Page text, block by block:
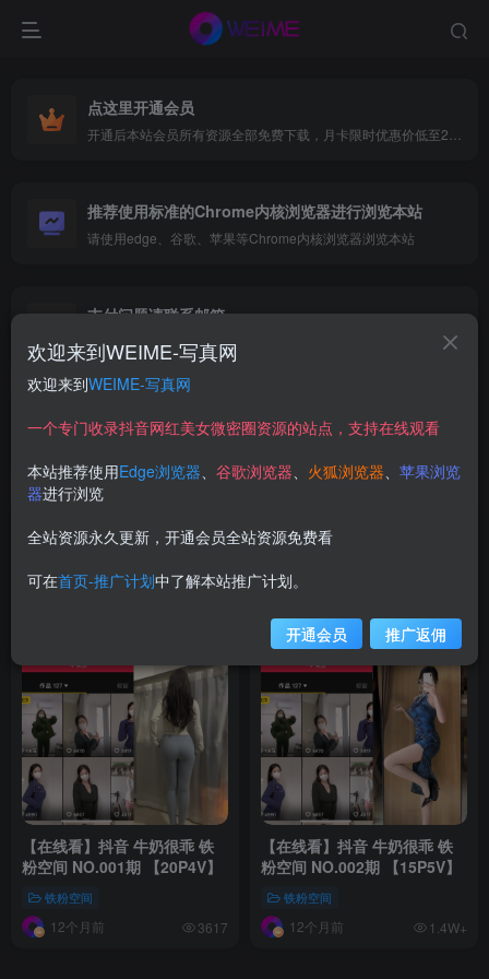
点这里开通会员
推荐使用标准的Chrome内核浏览器进行浏览本站
请使用edge、谷歌、苹果等Chrome内核浏览器浏览本站
支付问题请联系邮箱
遇到支付问题请联系网页底部邮箱或者微信支付留言
牛奶很乖
【在线看】抖音 牛奶很乖 铁
粉空间 NO.001期 【20P4V】
铁粉空间
12个月前 3617
【在线看】抖音 牛奶很乖 铁
粉空间 NO.002期 【15P5V】
铁粉空间
12个月前 1.4W+
欢迎来到WEIME-写真网
欢迎来到WEIME-写真网
一个专门收录抖音网红美女微密圈资源的站点，支持在线观看
本站推荐使用Edge浏览器、 谷歌浏览器、 火狐浏览器、 苹果浏览
器进行浏览
全站资源永久更新，开通会员全站资源免费看
可在首页-推广计划中了解本站推广计划。
开通会员 推广返佣